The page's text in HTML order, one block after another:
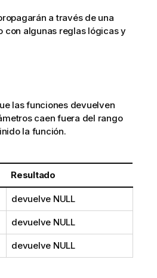
a través de una
con algunas reglas lógicas y
las funciones devuelven
caen fuera del rango
la función.
Resultado
devuelve NULL
devuelve NULL
devuelve NULL